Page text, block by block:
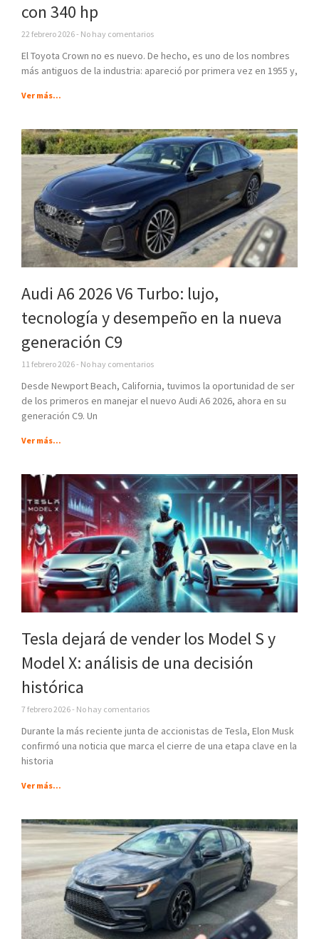
con 340 hp
22 febrero 2026 No hay comentarios
El Toyota Crown no es nuevo. De hecho, es uno de los nombres
más antiguos de la industria: apareció por primera vez en 1955 y,
Ver más...
Audi A6 2026 V6 Turbo: lujo,
tecnología y desempeño en la nueva
generación C9
11 febrero 2026 No hay comentarios
Desde Newport Beach, California, tuvimos la oportunidad de ser
de los primeros en manejar el nuevo Audi A6 2026, ahora en su
generación C9. Un
Ver más...
Tesla dejará de vender los Model S y
Model X: análisis de una decisión
histórica
7 febrero 2026 No hay comentarios
Durante la más reciente junta de accionistas de Tesla, Elon Musk
confirmó una noticia que marca el cierre de una etapa clave en la
historia
Ver más...